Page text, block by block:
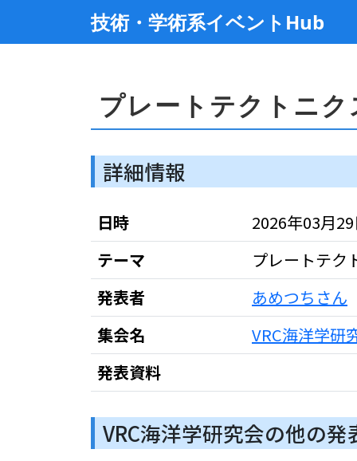
技術・学術系イベントHub
プレートテクトニ
詳細情報
日時
2026年03月
テーマ
プレートテク
発表者
あめつちさん
集会名
VRC海洋学研
発表資料
VRC海洋学研究会の他の発